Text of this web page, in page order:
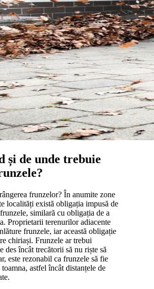
și de unde trebuie
frunzelor? În anumite zone
localități există obligația impusă de
similară cu obligația de a
Proprietarii terenurilor adiacente
frunzele, iar această obligație
chiriași. Frunzele ar trebui
des încât trecătorii să nu riște să
este rezonabil ca frunzele să fie
astfel încât distanțele de